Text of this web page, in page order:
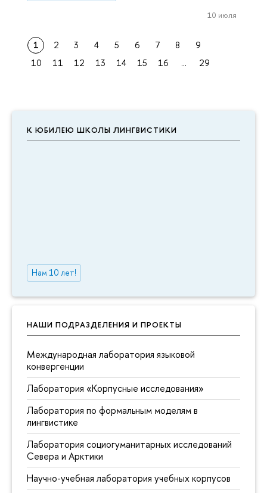
К ЮБИЛЕЮ ШКОЛЫ ЛИНГВИСТИКИ
Нам 10 лет!
НАШИ ПОДРАЗДЕЛЕНИЯ И ПРОЕКТЫ
Международная лаборатория языковой
конвергенции
Лаборатория «Корпусные исследования»
Лаборатория по формальным моделям в
лингвистике
Лаборатория социогуманитарных исследований
Севера и Арктики
Научно-учебная лаборатория учебных корпусов
10 июля
1 2 3 4 5 6 7 8
9
10
11 12 13 14 15 16 ... 29